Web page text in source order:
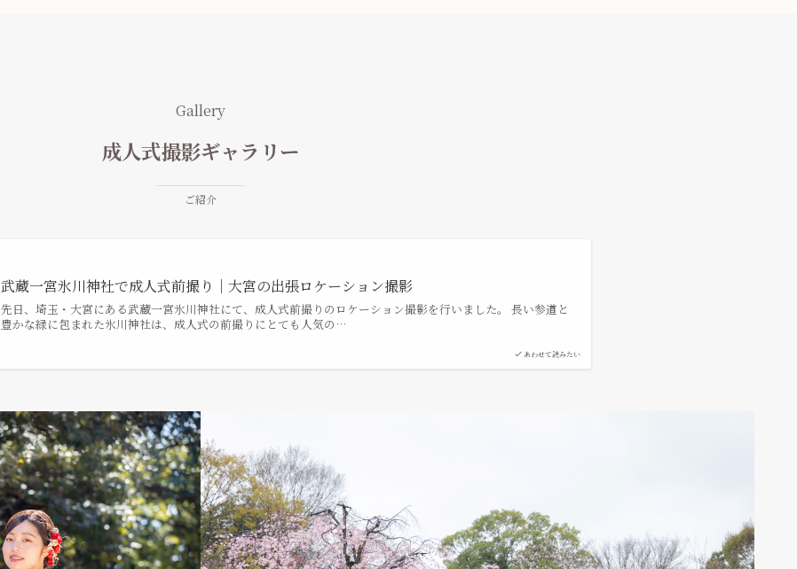
Gallery
成人式撮影ギャラリー
ご紹介
あわせて読みたい
武蔵一宮氷川神社で成人式前撮り｜大宮の出張ロケーション撮影
先日、埼玉・大宮にある武蔵一宮氷川神社にて、成人式前撮りのロケーション撮影を行いました。 長い参道と
豊かな緑に包まれた氷川神社は、成人式の前撮りにとても人気の…